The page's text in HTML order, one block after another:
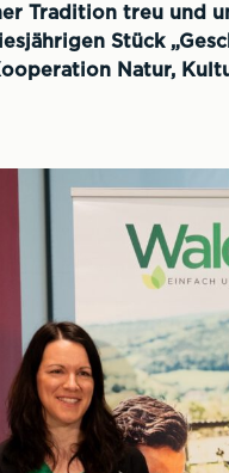
Tradition treu und
Stück
Natur,